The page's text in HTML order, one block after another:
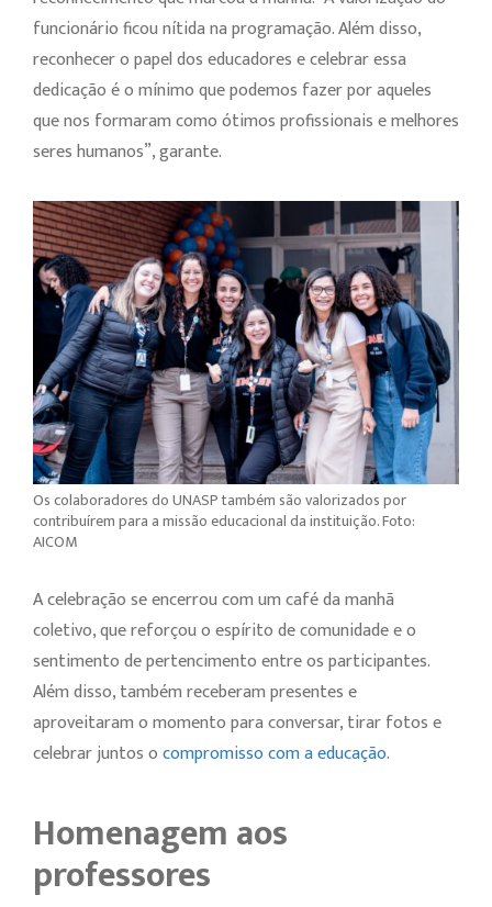
funcionário ficou nítida na programação. Além disso,
reconhecer o papel dos educadores e celebrar essa
dedicação é o mínimo que podemos fazer por aqueles
que nos formaram como ótimos profissionais e melhores
seres humanos”, garante.
Os colaboradores do UNASP também são valorizados por
contribuírem para a missão educacional da instituição. Foto:
AICOM
A celebração se encerrou com um café da manhã
coletivo, que reforçou o espírito de comunidade e o
sentimento de pertencimento entre os participantes.
Além disso, também receberam presentes e
aproveitaram o momento para conversar, tirar fotos e
celebrar juntos ocompromisso com a educação.
Homenagem aos
professores